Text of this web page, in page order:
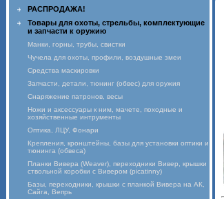
РАСПРОДАЖА!
Товары для охоты, стрельбы, комплектующие
и запчасти к оружию
Манки, горны, трубы, свистки
Чучела для охоты, профили, воздушные змеи
Средства маскировки
Запчасти, детали, тюнинг (обвес) для оружия
Снаряжение патронов, весы
Ножи и аксессуары к ним, мачете, походные и
хозяйственные интрументы
Оптика, ЛЦУ, Фонари
Крепления, кронштейны, базы для установки оптики и
тюнинга (обвеса)
Планки Вивера (Weaver), переходники Вивер, крышки
ствольной коробки с Вивером (picatinny)
Базы, переходники, крышки с планкой Вивера на АК,
Сайга, Вепрь